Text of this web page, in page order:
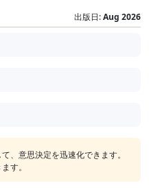
出版日:Aug 2026
、意思決定を迅速化できます。
す。